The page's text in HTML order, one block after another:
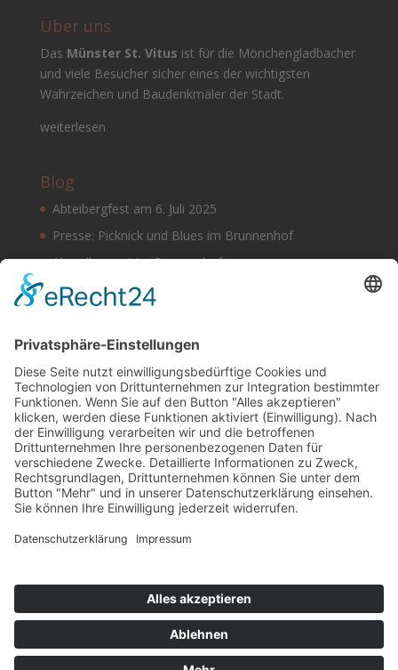
Über uns
Das Münster St. Vitus ist für die Mönchengladbacher
und viele Besucher sicher eines der wichtigsten
Wahrzeichen und Baudenkmäler der Stadt.
weiterlesen
Blog
Abteibergfest am 6. Juli 2025
Presse: Picknick und Blues im Brunnenhof
Abendkonzert im Brunnenhof
Musik im Brunnenhof – Jetzt Samstag den 14.
September
Einladung zur Veranstaltung am Tag des offenen
Denkmals 2024
Suchen & Finden Datenschutz
Cookie-Einstellungen
Impressum Datenschutz